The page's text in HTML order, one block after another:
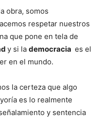
obra, somos
respetar nuestros
que pone en tela de
y si la democracia es el
en el mundo.
la certeza que algo
es lo realmente
y sentencia